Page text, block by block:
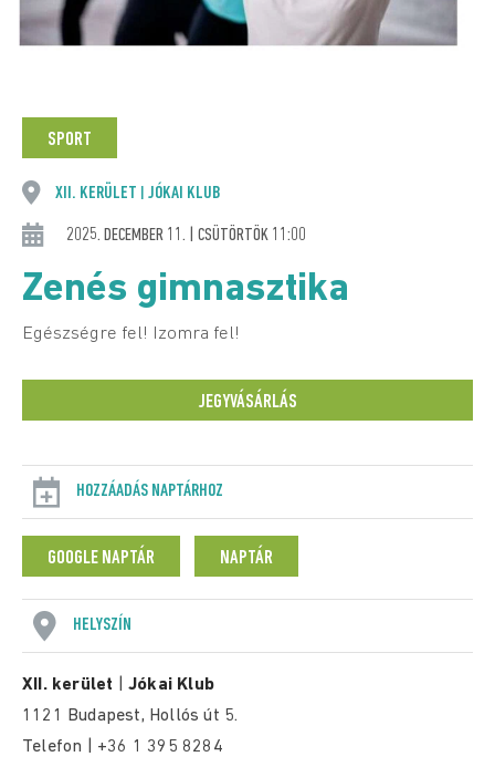
SPORT
XII. KERÜLET JÓKAI KLUB
2025. DECEMBER 11. | CSÜTÖRTÖK 11:00
Zenés gimnasztika
Egészségre fel! Izomra fel!
JEGYVÁSÁRLÁS
HOZZÁADÁS NAPTÁRHOZ
GOOGLE NAPTÁR NAPTÁR
HELYSZÍN
XII. kerület |Jókai Klub
1121 Budapest, Hollós út 5.
Telefon | +36 1 395 8284